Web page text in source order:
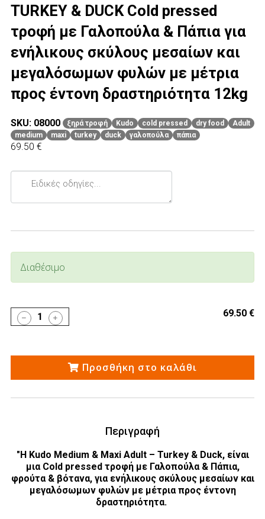
TURKEY & DUCK Cold pressed
τροφή με Γαλοπούλα & Πάπια για
ενήλικους σκύλους μεσαίων και
μεγαλόσωμων φυλών με μέτρια
προς έντονη δραστηριότητα 12kg
SKU: 08000 ξηρά τροφή Kudo cold pressed dry food
Adult
medium
maxi turkey duck γαλοπούλα πάπια
69.50 €
Ειδικές
οδηγίες...
Διαθέσιμο
1 69.50 €
Προσθήκη στο καλάθι
Περιγραφή
"Η Kudo Medium & Maxi Adult – Turkey & Duck, είναι
μια Cold pressed τροφή με Γαλοπούλα & Πάπια,
φρούτα & βότανα, για ενήλικους σκύλους μεσαίων και
μεγαλόσωμων φυλών με μέτρια προς έντονη
δραστηριότητα.